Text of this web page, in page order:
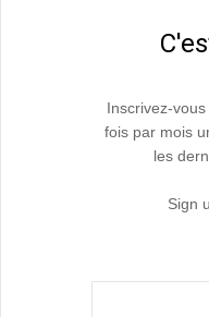
Inscrivez-
fois par mois
les
Sign